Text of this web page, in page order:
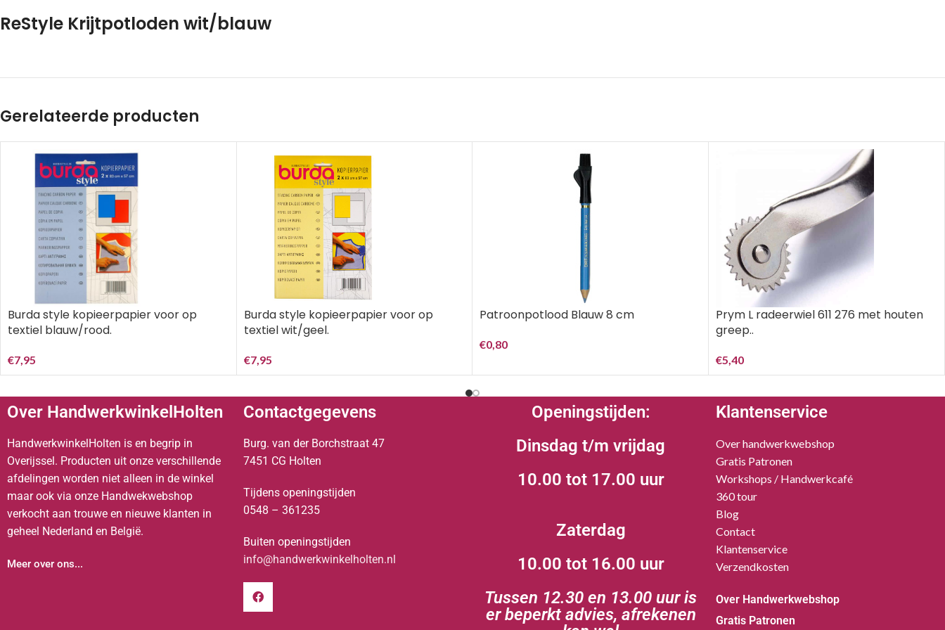
ReStyle Krijtpotloden wit/blauw
Gerelateerde producten
Burda style kopieerpapier voor op
textiel blauw/rood.
€7,95
Burda style kopieerpapier voor op
textiel wit/geel.
€7,95
Patroonpotlood Blauw 8 cm
€0,80
Prym L radeerwiel 611 276 met houten
greep..
€5,40
Over HandwerkwinkelHolten
HandwerkwinkelHolten is en begrip in
Overijssel. Producten uit onze verschillende
afdelingen worden niet alleen in de winkel
maar ook via onze Handwekwebshop
verkocht aan trouwe en nieuwe klanten in
geheel Nederland en België.
Meer over ons...
Contactgegevens
Burg. van der Borchstraat 47
7451 CG Holten
Tijdens openingstijden
0548 – 361235
Buiten openingstijden
info@handwerkwinkelholten.nl
Openingstijden:
Dinsdag t/m vrijdag
10.00 tot 17.00 uur
Zaterdag
10.00 tot 16.00 uur
Tussen 12.30 en 13.00 uur is
er beperkt advies, afrekenen
Klantenservice
Over handwerkwebshop
Gratis Patronen
Workshops / Handwerkcafé
360 tour
Blog
Contact
Klantenservice
Verzendkosten
Over Handwerkwebshop
Gratis Patronen